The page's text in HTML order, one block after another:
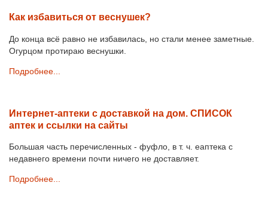
Как избавиться от веснушек?
До конца всё равно не избавилась, но стали менее заметные.
Огурцом протираю веснушки.
Подробнее...
Интернет-аптеки с доставкой на дом. СПИСОК
аптек и ссылки на сайты
Большая часть перечисленных - фуфло, в т. ч. еаптека с
недавнего времени почти ничего не доставляет.
Подробнее...